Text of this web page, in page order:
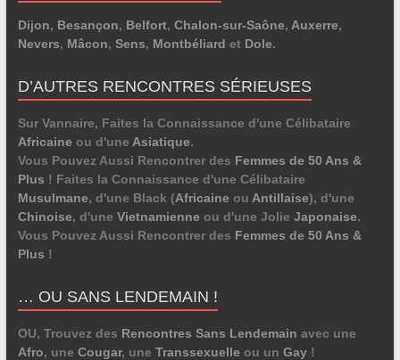
Dijon, Besançon, Belfort, Chalon-sur-Saône, Auxerre,
Nevers, Mâcon, Sens, Montbéliard et Dole.
D’AUTRES RENCONTRES SÉRIEUSES
Sur Vannaire, Faites la Connaissance d'une Célibataire
Africaine ou d'une Asiatique.
Vous Pouvez Aussi Rencontrer des Femmes de 50 Ans &
Plus ! Faites la Connaissance d'une Célibataire
Musulmane, d'une Black (Africaine ou Antillaise), d'une
Chinoise, d'une Vietnamienne ou d'une Jolie Japonaise.
Vous Pouvez Aussi Rencontrer des Femmes de 50 Ans &
Plus !
… OU SANS LENDEMAIN !
OU, Trouvez des Rencontres Sans Lendemain avec une
Afro, une Cougar, une Transsexuelle ou un Gay!